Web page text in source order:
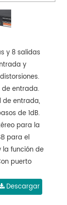
y 8 salidas
y
entrada.
de entrada,
de 1dB.
para la
para el
función de
puerto
Con
Descargar